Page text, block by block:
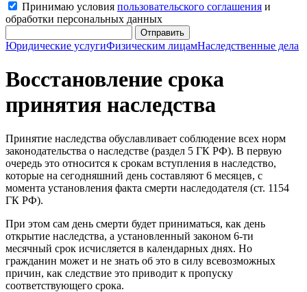
Принимаю условия пользовательского соглашения и
обработки персональных данных
Отправить
Юридические услугиФизическим лицамНаследственные дела
Восстановление срока
принятия наследства
Принятие наследства обуславливает соблюдение всех норм
законодательства о наследстве (раздел 5 ГК РФ). В первую
очередь это относится к срокам вступления в наследство,
которые на сегодняшний день составляют 6 месяцев, с
момента установления факта смерти наследодателя (ст. 1154
ГК РФ).
При этом сам день смерти будет приниматься, как день
открытие наследства, а установленный законом 6-ти
месячный срок исчисляется в календарных днях. Но
гражданин может и не знать об это в силу всевозможных
причин, как следствие это приводит к пропуску
соответствующего срока.